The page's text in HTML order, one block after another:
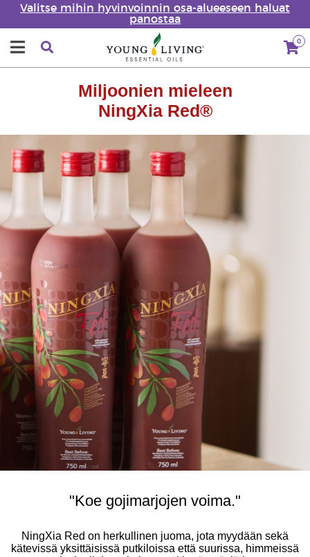
Valitse mihin hyvinvoinnin osa-alueeseen haluat
panostaa
0
Miljoonien mieleen
NingXia Red®
"Koe gojimarjojen voima."
NingXia Red on herkullinen juoma, jota myydään sekä
kätevissä yksittäisissä putkiloissa että suurissa, himmeissä